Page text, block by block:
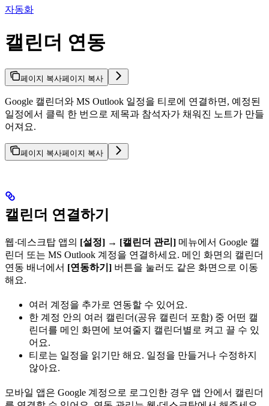
자동화
캘린더 연동
페이지 복사페이지 복사
Google 캘린더와 MS Outlook 일정을 티로에 연결하면, 예정된
일정에서 클릭 한 번으로 제목과 참석자가 채워진 노트가 만들
어져요.
페이지 복사페이지 복사
캘린더 연결하기
웹·데스크탑 앱의 [설정] → [캘린더 관리] 메뉴에서 Google 캘
린더 또는 MS Outlook 계정을 연결하세요. 메인 화면의 캘린더
연동 배너에서 [연동하기] 버튼을 눌러도 같은 화면으로 이동
해요.
여러 계정을 추가로 연동할 수 있어요.
한 계정 안의 여러 캘린더(공유 캘린더 포함) 중 어떤 캘
린더를 메인 화면에 보여줄지 캘린더별로 켜고 끌 수 있
어요.
티로는 일정을 읽기만 해요. 일정을 만들거나 수정하지
않아요.
모바일 앱은 Google 계정으로 로그인한 경우 앱 안에서 캘린더